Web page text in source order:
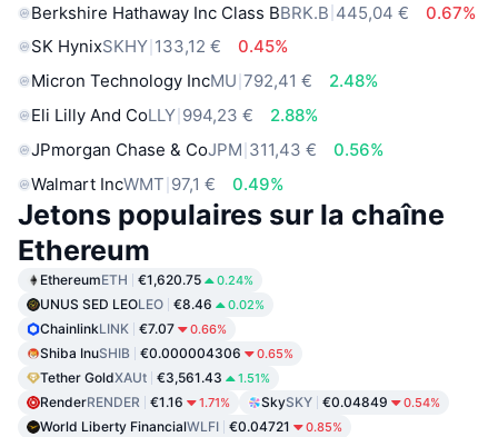
Berkshire Hathaway Inc Class BBRK.B 445,04 €
0.67%
SK HynixSKHY 133,12 €
0.45%
Micron Technology IncMU 792,41 €
2.48%
Eli Lilly And CoLLY 994,23 €
2.88%
JPmorgan Chase & CoJPM 311,43 €
0.56%
Walmart IncWMT 97,1 € 0.49%
Jetons populaires sur la chaîne
Ethereum
EthereumETH €1,620.75 0.24%
UNUS SED LEOLEO €8.46 0.02%
ChainlinkLINK €7.07 0.66%
Shiba InuSHIB €0.000004306 0.65%
Tether GoldXAUt €3,561.43 1.51%
RenderRENDER €1.16 1.71% SkySKY €0.04849 0.54%
World Liberty FinancialWLFI €0.04721 0.85%